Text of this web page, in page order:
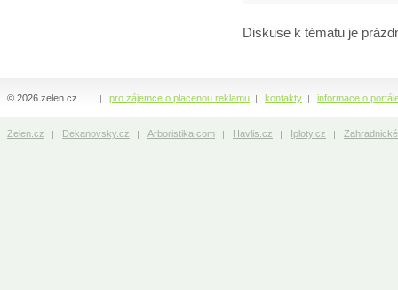
Diskuse k tématu je
pro zájemce o placenou reklamu kontakty informace o
© 2026 zelen.cz
Zelen.cz Dekanovsky.cz Arboristika.com Havlis.cz Iploty.cz